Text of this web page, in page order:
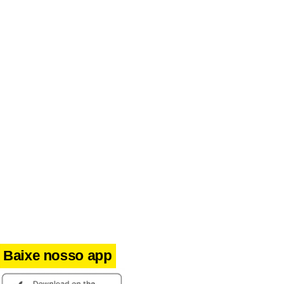
Baixe nosso app